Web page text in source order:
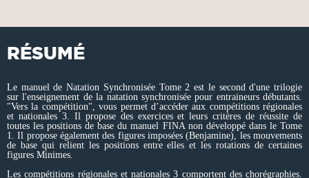
RÉSUMÉ
Le manuel de Natation Synchronisée Tome 2 est le second d'une trilogie
sur l'enseignement de la natation synchronisée pour entraineurs débutants.
"Vers la compétition", vous permet d’accéder aux compétitions régionales
et nationales 3. Il propose des exercices et leurs critères de réussite de
toutes les positions de base du manuel FINA non développé dans le Tome
1. Il propose également des figures imposées (Benjamine), les mouvements
de base qui relient les positions entre elles et les rotations de certaines
figures Minimes.
Les compétitions régionales et nationales 3 comportent des chorégraphies.